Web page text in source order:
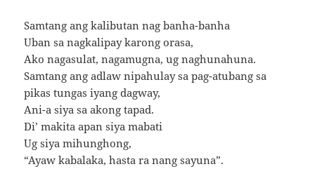
Samtang ang kalibutan nag banha-banha
Uban sa nagkalipay karong orasa,
Ako nagasulat, nagamugna, ug naghunahuna.
Samtang ang adlaw nipahulay sa pag-atubang sa
pikas tungas iyang dagway,
Ani-a siya sa akong tapad.
Di’ makita apan siya mabati
Ug siya mihunghong,
“Ayaw kabalaka, hasta ra nang sayuna”.